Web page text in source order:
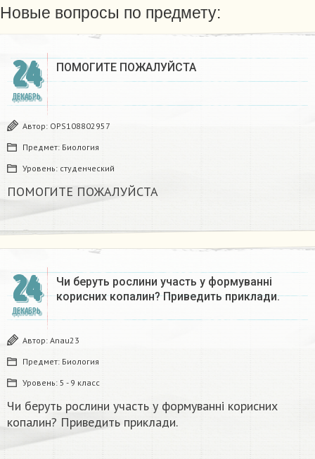
Новые вопросы по предмету:
24
ДЕКАБРЬ
ПОМОГИТЕ ПОЖАЛУЙСТА ​
Автор: OPS108802957
Предмет: Биология
Уровень: студенческий
ПОМОГИТЕ ПОЖАЛУЙСТА ​
24
ДЕКАБРЬ
Чи беруть рослини участь у формуванні
корисних копалин? Приведить приклади.
Автор: Anau23
Предмет: Биология
Уровень: 5 - 9 класс
Чи беруть рослини участь у формуванні корисних
копалин? Приведить приклади.